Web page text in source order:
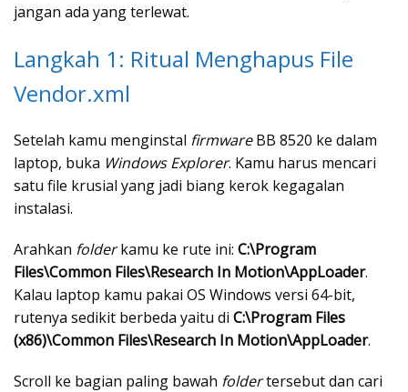
jangan ada yang terlewat.
Langkah 1: Ritual Menghapus File
Vendor.xml
Setelah kamu menginstal firmwareBB 8520 ke dalam
laptop, buka Windows Explorer. Kamu harus mencari
satu file krusial yang jadi biang kerok kegagalan
instalasi.
Arahkan folderkamu ke rute ini: C:\Program
Files\Common Files\Research In Motion\AppLoader.
Kalau laptop kamu pakai OS Windows versi 64-bit,
rutenya sedikit berbeda yaitu di C:\Program Files
(x86)\Common Files\Research In Motion\AppLoader.
Scroll ke bagian paling bawah foldertersebut dan cari